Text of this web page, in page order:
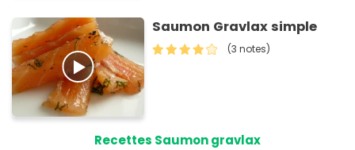
Saumon Gravlax simple
(3 notes)
Recettes Saumon gravlax